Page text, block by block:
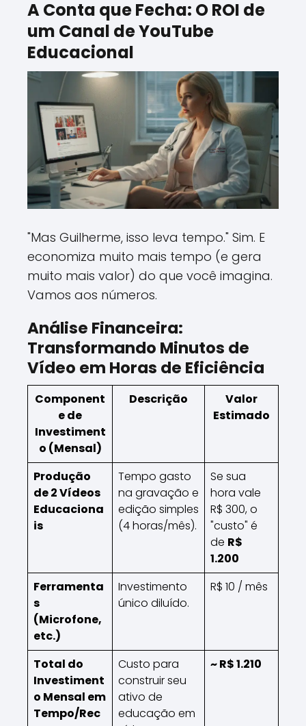
A Conta que Fecha: O ROI de
um Canal de YouTube
Educacional
"Mas Guilherme, isso leva tempo." Sim. E
economiza muito mais tempo (e gera
muito mais valor) do que você imagina.
Vamos aos números.
Análise Financeira:
Transformando Minutos de
Vídeo em Horas de Eficiência
Component
e de
Investiment
o (Mensal)
Descrição
Valor
Estimado
Produção
de 2 Vídeos
Educaciona
is
Tempo gasto
na gravação e
edição simples
(4 horas/mês).
Se sua
hora vale
R$ 300, o
"custo" é
de R$
1.200
Ferramenta
s
(Microfone,
etc.)
Investimento
único diluído.
R$ 10 / mês
Total do
Investiment
o Mensal em
Tempo/Rec
Custo para
construir seu
ativo de
educação em
~ R$ 1.210